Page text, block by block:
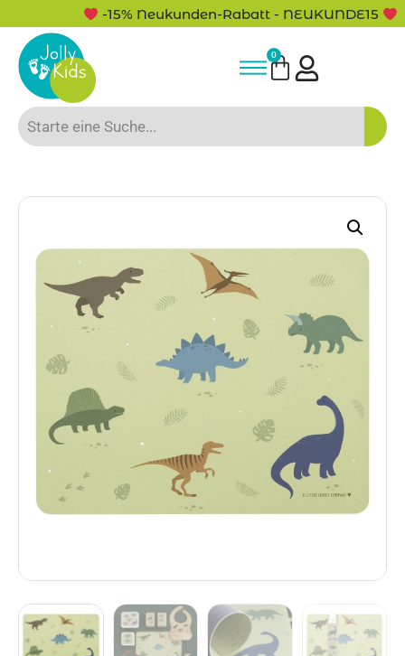
-15% Neukunden-Rabatt - NEUKUNDE15
0